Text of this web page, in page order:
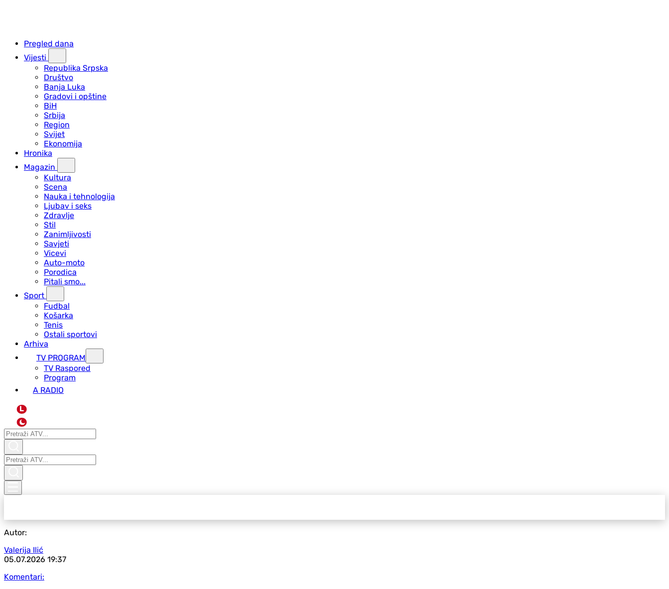
Pregled dana
Vijesti
Republika Srpska
Društvo
Banja Luka
Gradovi i opštine
BiH
Srbija
Region
Svijet
Ekonomija
Hronika
Magazin
Kultura
Scena
Nauka i tehnologija
Ljubav i seks
Zdravlje
Stil
Zanimljivosti
Savjeti
Vicevi
Auto-moto
Porodica
Pitali smo...
Sport
Fudbal
Košarka
Tenis
Ostali sportovi
Arhiva
TV PROGRAM
ТV Raspored
Program
A RADIO
L
Autor:
Valerija Ilić
05.07.2026 19:37
Komentari: